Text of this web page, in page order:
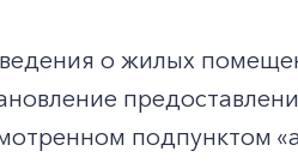
о жилых
подпунктом